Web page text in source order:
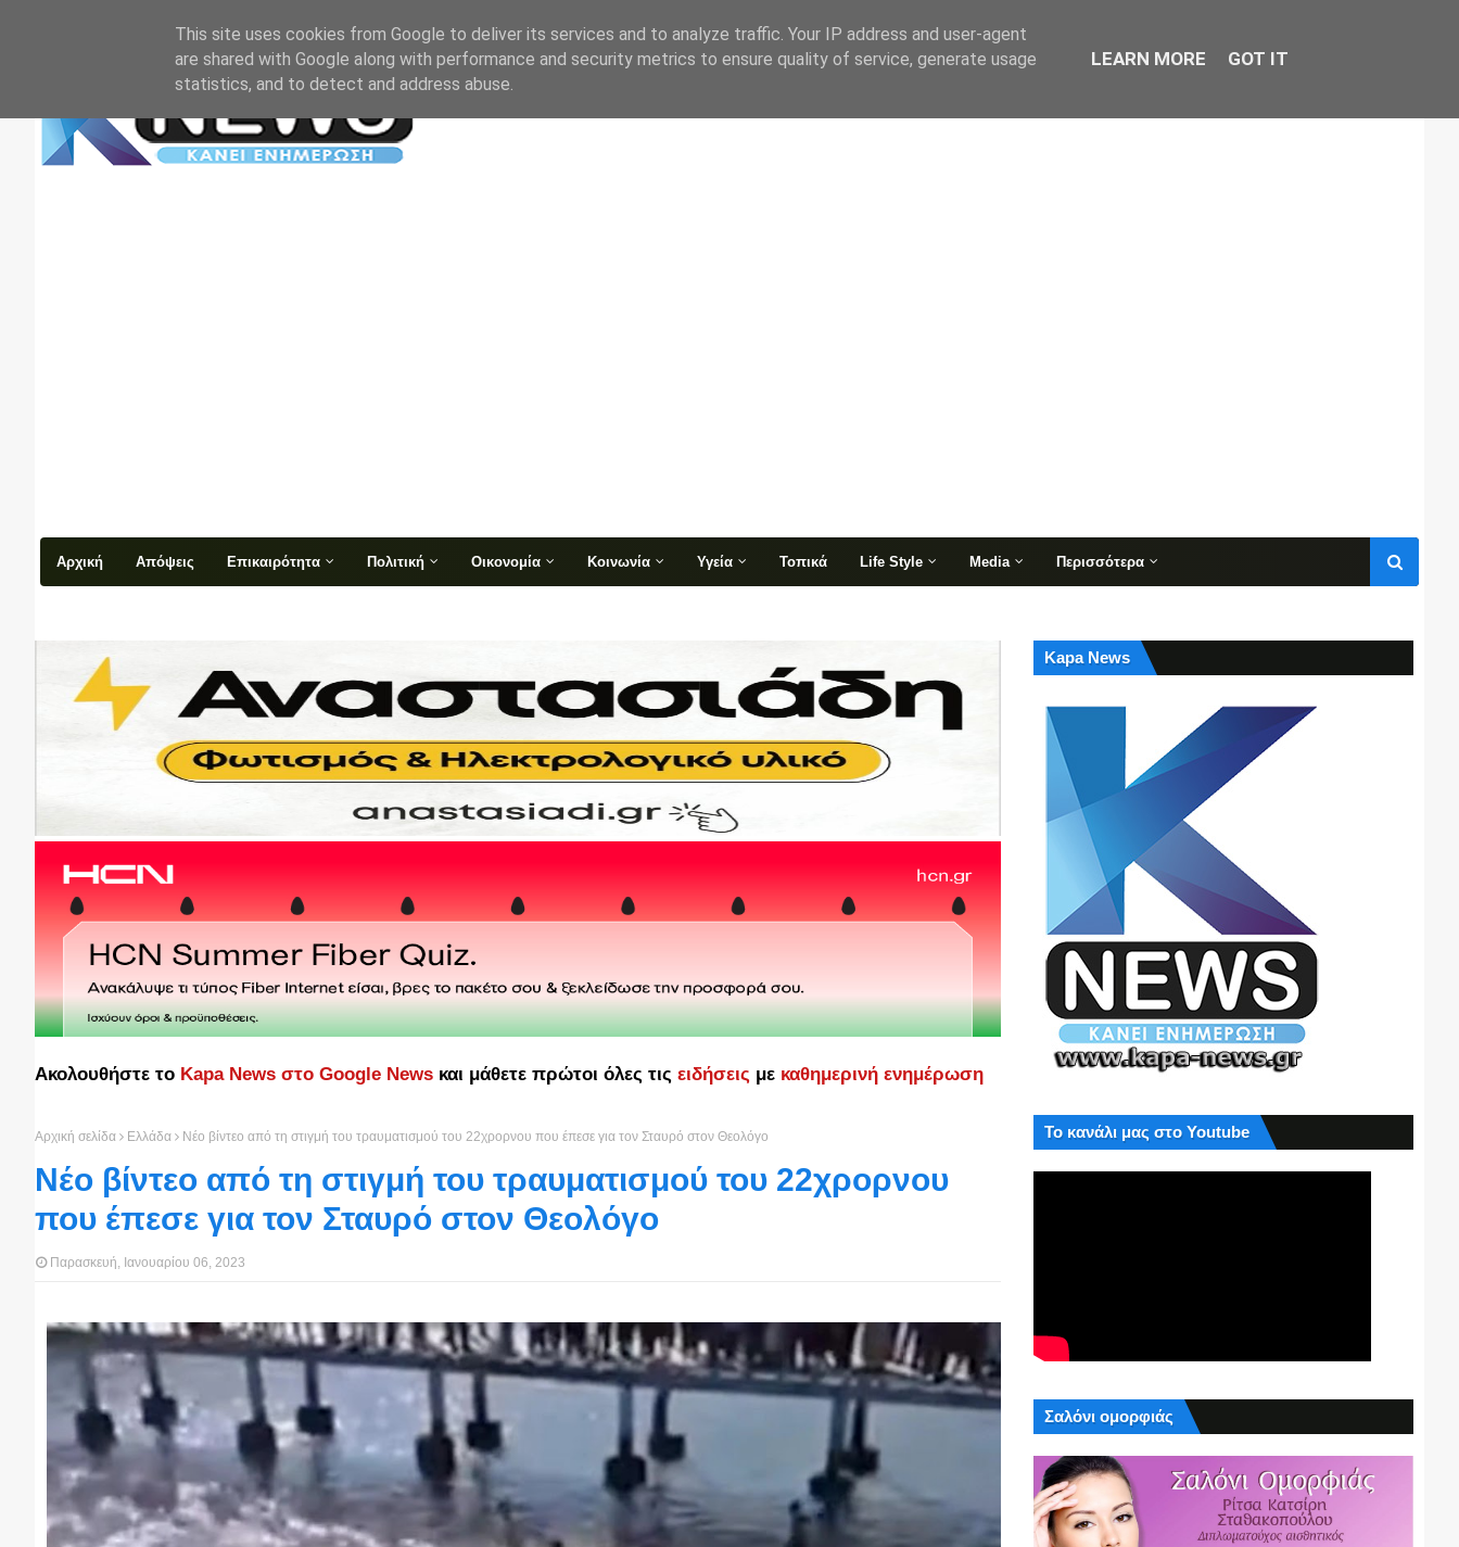
Αρχική Απόψεις Επικαιρότητα Πολιτική Οικονομία Κοινωνία Υγεία Τοπικά Life Style Media Περισσότερα
Ακολουθήστε το Kapa News στο Google News και μάθετε πρώτοι όλες τις ειδήσεις με καθημερινή ενημέρωση
Αρχική σελίδα Ελλάδα Νέο βίντεο από τη στιγμή του τραυματισμού του 22χρορνου που έπεσε για τον Σταυρό στον Θεολόγο
Νέο βίντεο από τη στιγμή του τραυματισμού του 22χρορνου
που έπεσε για τον Σταυρό στον Θεολόγο
Παρασκευή, Ιανουαρίου 06, 2023
Kapa News
Το κανάλι μας στο Youtube
Σαλόνι ομορφιάς
This site uses cookies from Google to deliver its services and to analyze traffic. Your IP address and user-agent
are shared with Google along with performance and security metrics to ensure quality of service, generate usage
statistics, and to detect and address abuse.
LEARN MORE GOT IT